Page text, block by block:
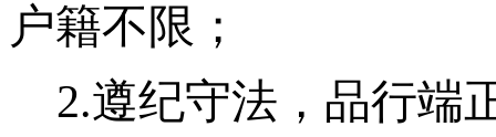
户籍不限；
2.遵纪守法，品行端